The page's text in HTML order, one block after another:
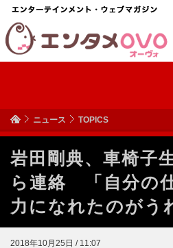
ニュース TOPICS
岩田剛典、車椅子
ら連絡 「自分の
力になれたのがう
2018年10月25日 / 11:07